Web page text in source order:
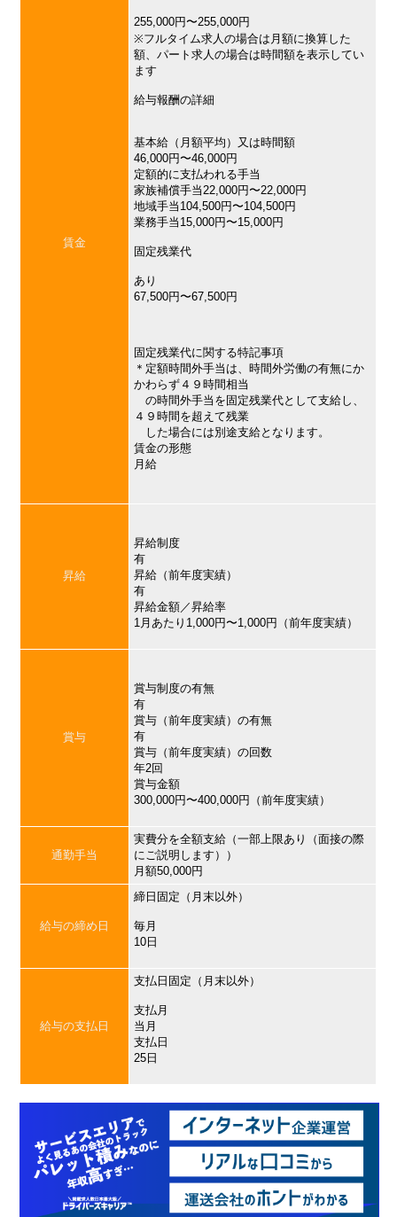
賃金
255,000円〜255,000円
※フルタイム求人の場合は月額に換算した
額、パート求人の場合は時間額を表示してい
ます
給与報酬の詳細
基本給（月額平均）又は時間額
46,000円〜46,000円
定額的に支払われる手当
家族補償手当22,000円〜22,000円
地域手当104,500円〜104,500円
業務手当15,000円〜15,000円
固定残業代
あり
67,500円〜67,500円
固定残業代に関する特記事項
＊定額時間外手当は、時間外労働の有無にか
かわらず４９時間相当
の時間外手当を固定残業代として支給し、
４９時間を超えて残業
した場合には別途支給となります。
賃金の形態
月給
昇給
昇給制度
有
昇給（前年度実績）
有
昇給金額／昇給率
1月あたり1,000円〜1,000円（前年度実績）
賞与
賞与制度の有無
有
賞与（前年度実績）の有無
有
賞与（前年度実績）の回数
年2回
賞与金額
300,000円〜400,000円（前年度実績）
通勤手当
実費分を全額支給（一部上限あり（面接の際
にご説明します））
月額50,000円
給与の締め日
締日固定（月末以外）
毎月
10日
給与の支払日
支払日固定（月末以外）
支払月
当月
支払日
25日